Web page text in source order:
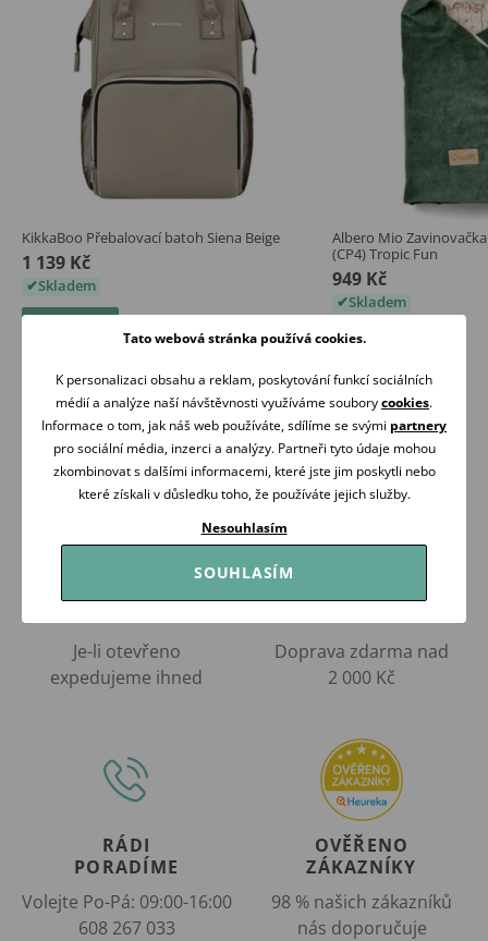
KikkaBoo Přebalovací batoh Siena Beige
1 139 Kč
Skladem
Albero Mio
(CP4) Tropic Fun
949 Kč
Skladem
VŠE MÁME
Je-li otevřeno
expedujeme ihned
ZÍTRA U VÁS
Doprava zdarma nad
2 000 Kč
RÁDI
PORADÍME
Volejte Po-Pá: 09:00-16:00
608 267 033
OVĚŘENO
ZÁKAZNÍKY
98 % našich zákazníků
nás doporučuje
Tato webová stránka používá cookies.
K personalizaci obsahu a reklam, poskytování funkcí sociálních
médií a analýze naší návštěvnosti využíváme souborycookies.
Informace o tom, jak náš web používáte, sdílíme se svými partnery
pro sociální média, inzerci a analýzy. Partneři tyto údaje mohou
zkombinovat s dalšími informacemi, které jste jim poskytli nebo
které získali v důsledku toho, že používáte jejich služby.
Nesouhlasím
SOUHLASÍM